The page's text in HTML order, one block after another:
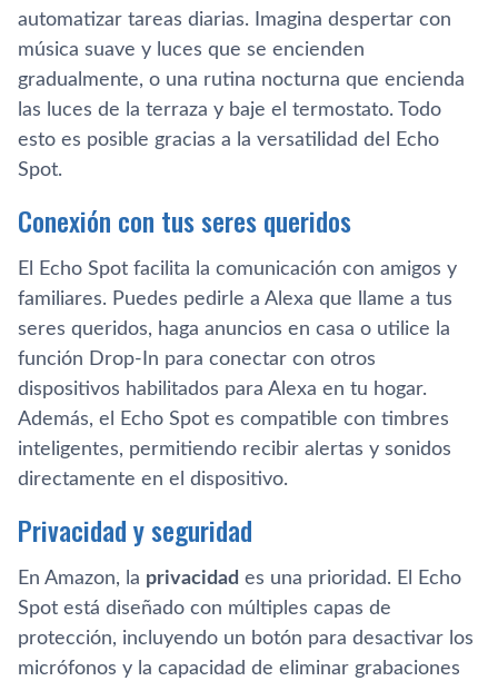
automatizar tareas diarias. Imagina despertar con
música suave y luces que se encienden
gradualmente, o una rutina nocturna que encienda
las luces de la terraza y baje el termostato. Todo
esto es posible gracias a la versatilidad del Echo
Spot.
Conexión con tus seres queridos
El Echo Spot facilita la comunicación con amigos y
familiares. Puedes pedirle a Alexa que llame a tus
seres queridos, haga anuncios en casa o utilice la
función Drop-In para conectar con otros
dispositivos habilitados para Alexa en tu hogar.
Además, el Echo Spot es compatible con timbres
inteligentes, permitiendo recibir alertas y sonidos
directamente en el dispositivo.
Privacidad y seguridad
En Amazon, la privacidad es una prioridad. El Echo
Spot está diseñado con múltiples capas de
protección, incluyendo un botón para desactivar los
micrófonos y la capacidad de eliminar grabaciones